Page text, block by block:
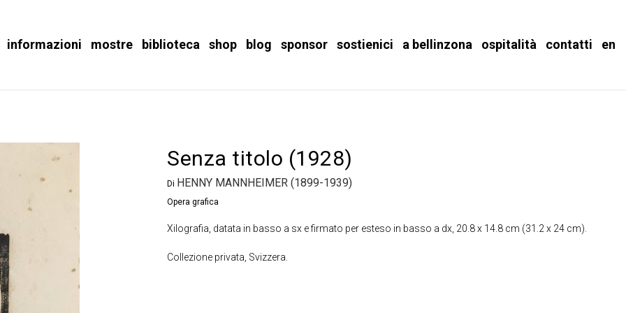
informazioni mostre biblioteca shop blog sponsor sostienici a bellinzona ospitalità contatti en
Senza titolo (1928)
Di HENNY MANNHEIMER (1899-1939)
Opera grafica
Xilografia, datata in basso a sx e firmato per esteso in basso a dx, 20.8 x 14.8 cm (31.2 x 24 cm).
Collezione privata, Svizzera.